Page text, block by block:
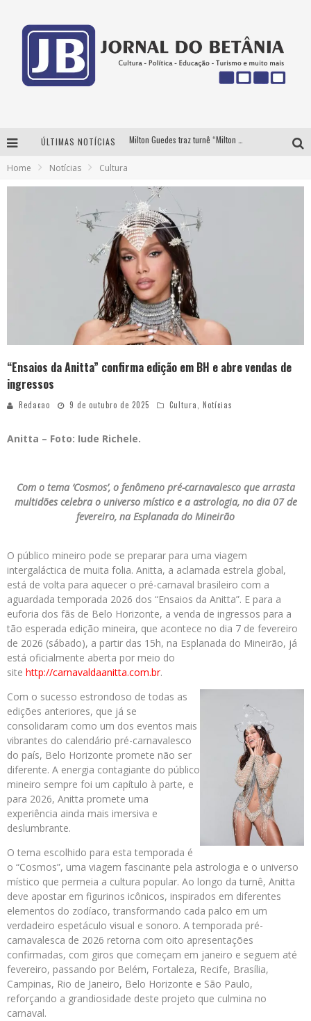
ÚLTIMAS NOTÍCIAS
Home Notícias Cultura
“Ensaios da Anitta” confirma edição em BH e abre vendas de
ingressos
Redacao 9 de outubro de 2025 Cultura, Notícias
Anitta – Foto: Iude Richele.
Com o tema ‘Cosmos’, o fenômeno pré-carnavalesco que arrasta
multidões celebra o universo místico e a astrologia, no dia 07 de
fevereiro, na Esplanada do Mineirão
O público mineiro pode se preparar para uma viagem
intergaláctica de muita folia. Anitta, a aclamada estrela global,
está de volta para aquecer o pré-carnaval brasileiro com a
aguardada temporada 2026 dos “Ensaios da Anitta”. E para a
euforia dos fãs de Belo Horizonte, a venda de ingressos para a
tão esperada edição mineira, que acontece no dia 7 de fevereiro
de 2026 (sábado), a partir das 15h, na Esplanada do Mineirão, já
está oficialmente aberta por meio do
site http://carnavaldaanitta.com.br.
Com o sucesso estrondoso de todas as
edições anteriores, que já se
consolidaram como um dos eventos mais
vibrantes do calendário pré-carnavalesco
do país, Belo Horizonte promete não ser
diferente. A energia contagiante do público
mineiro sempre foi um capítulo à parte, e
para 2026, Anitta promete uma
experiência ainda mais imersiva e
deslumbrante.
O tema escolhido para esta temporada é
o “Cosmos”, uma viagem fascinante pela astrologia e o universo
místico que permeia a cultura popular. Ao longo da turnê, Anitta
deve apostar em figurinos icônicos, inspirados em diferentes
elementos do zodíaco, transformando cada palco em um
verdadeiro espetáculo visual e sonoro. A temporada pré-
carnavalesca de 2026 retorna com oito apresentações
confirmadas, com giros que começam em janeiro e seguem até
fevereiro, passando por Belém, Fortaleza, Recife, Brasília,
Campinas, Rio de Janeiro, Belo Horizonte e São Paulo,
reforçando a grandiosidade deste projeto que culmina no
carnaval.